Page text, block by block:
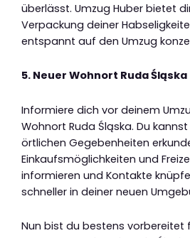
überlässt. Umzug Huber bietet
Verpackung deiner
entspannt auf den Umzug
5. Neuer Wohnort Ruda Śląska
Informiere dich vor deinem
Wohnort Ruda Śląska. Du
örtlichen Gegebenheiten
Einkaufsmöglichkeiten und
informieren und Kontakte
schneller in deiner neuen
Nun bist du bestens vorbereitet